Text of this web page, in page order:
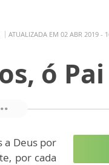
ATUALIZADA EM 02 ABR 2019 -
ó Pai
a Deus por
por cada